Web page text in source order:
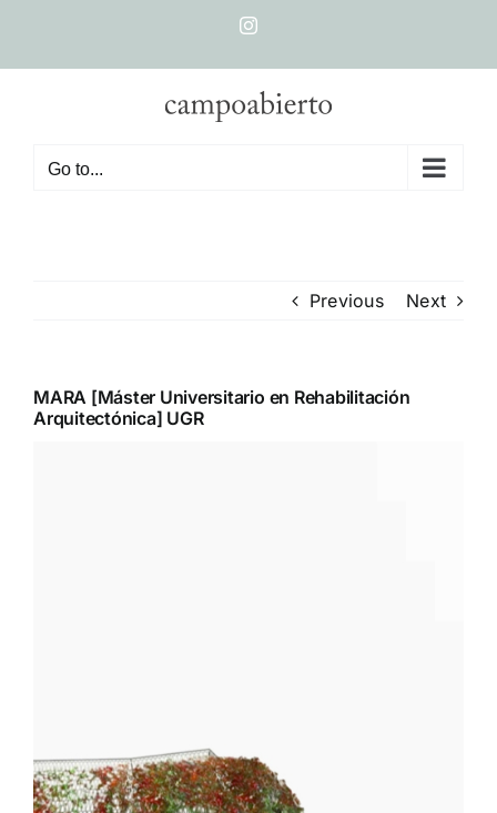
content
Instagram
Go to...
Previous Next
MARA [Máster Universitario en Rehabilitación
Arquitectónica] UGR